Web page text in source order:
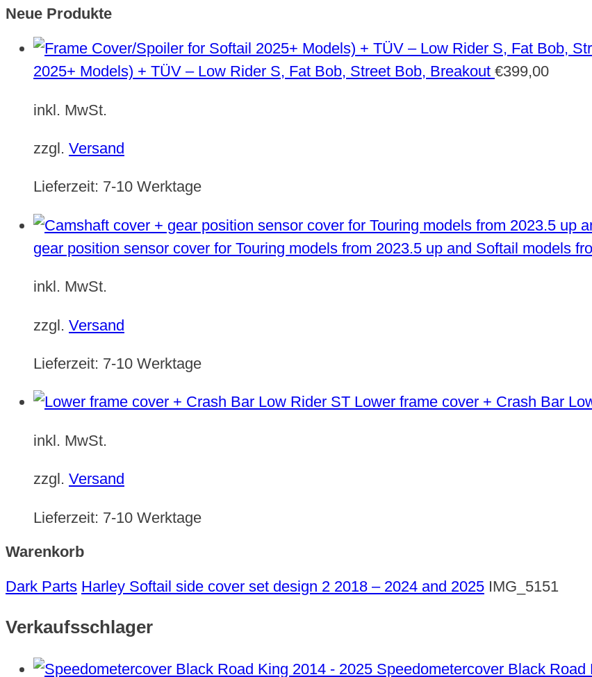
Neue Produkte
2025+ Models) + TÜV – Low Rider S, Fat Bob, Street Bob, Breakout €399,00
inkl. MwSt.
zzgl. Versand
Lieferzeit: 7-10 Werktage
gear position sensor cover for Touring models from 2023.5 up and Softail models
inkl. MwSt.
zzgl. Versand
Lieferzeit: 7-10 Werktage
Lower frame cover + Crash Bar
inkl. MwSt.
zzgl. Versand
Lieferzeit: 7-10 Werktage
Warenkorb
Dark Parts Harley Softail side cover set design 2 2018 – 2024 and 2025 IMG_5151
Verkaufsschlager
Speedometercover Black Road